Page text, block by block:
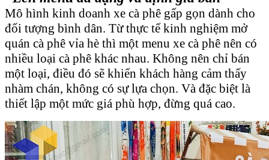
Mô hình kinh doanh xe cà phê gấp gọn dành cho
đối tượng bình dân. Từ thực tế kinh nghiệm mở
quán cà phê vỉa hè thì một menu xe cà phê nên có
nhiều loại cà phê khác nhau. Không nên chỉ bán
một loại, điều đó sẽ khiến khách hàng cảm thấy
nhàm chán, không có sự lựa chọn. Và đặc biệt là
thiết lập một mức giá phù hợp, đừng quá cao.